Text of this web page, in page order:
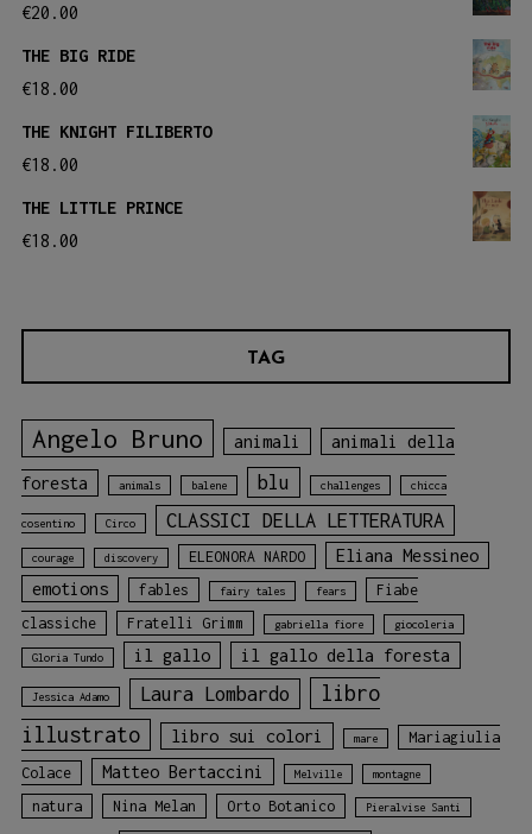
€20.00
THE BIG RIDE
€18.00
THE KNIGHT FILIBERTO
€18.00
THE LITTLE PRINCE
€18.00
TAG
Angelo Bruno animali animali della
foresta animals balene blu challenges chicca
cosentino Circo CLASSICI DELLA LETTERATURA
courage discovery ELEONORA NARDO
Eliana Messineo
emotions
fables fairy tales fears
Fiabe
classiche
Fratelli Grimm gabriella fiore giocoleria
Gloria Tundo il gallo il gallo della foresta
Jessica Adamo Laura Lombardo
libro
illustrato
libro sui colori mare
Mariagiulia
Colace
Matteo Bertaccini Melville montagne
natura Nina Melan Orto Botanico Pieralvise Santi